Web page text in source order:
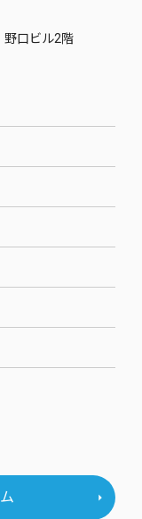
口ビル2階